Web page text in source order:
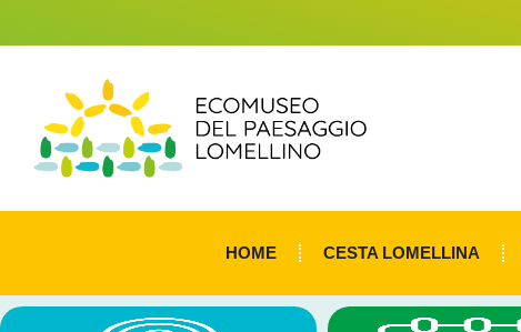
HOME CESTA LOMELLINA